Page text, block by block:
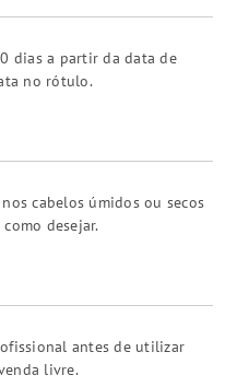
dias a partir da data de
no rótulo.
cabelos úmidos ou secos
desejar.
antes de utilizar
livre.